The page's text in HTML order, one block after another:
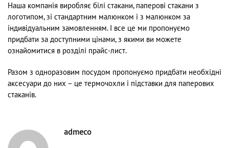
Наша компанія виробляє білі стакани, паперові стакани з
логотипом, зі стандартним малюнком і з малюнком за
індивідуальним замовленням. І все це ми пропонуємо
придбати за доступними цінами, з якими ви можете
ознайомитися в розділі прайс-лист.
Разом з одноразовим посудом пропонуємо придбати необхідні
аксесуари до них – це термочохли і підставки для паперових
стаканів.
admeco